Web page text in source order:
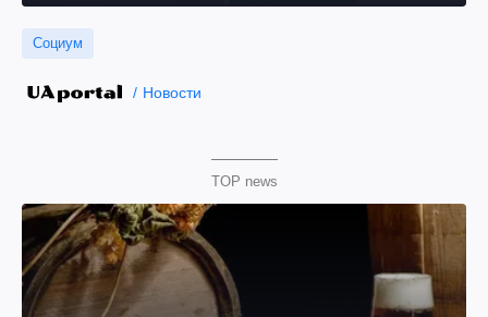
Социум
Новости
TOP news